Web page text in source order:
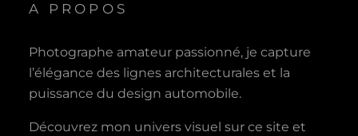
A PROPOS
Photographe amateur passionné, je capture
l’élégance des lignes architecturales et la
puissance du design automobile.
Découvrez mon univers visuel sur ce site et